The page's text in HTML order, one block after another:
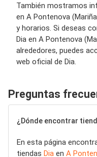
También mostramos
en A Pontenova
y horarios. Si deseas
Dia en A Pontenova
alrededores, puedes
web oficial de Dia.
Preguntas
¿Dónde encontrar
En esta página
tiendas Dia en A